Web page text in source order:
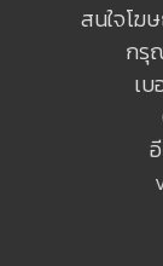
สนใจโฆ
กรุ
เ